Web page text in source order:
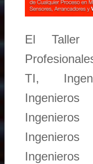
El Taller
TI,